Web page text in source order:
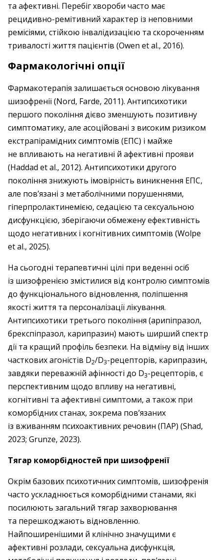
та афективні. Перебіг хвороби часто має
рецидивно-ремітивний характер із неповними
ремісіями, стійкою інвалідизацією та скороченням
тривалості життя пацієнтів (Owen et al., 2016).
Фармакологічні опції
Фармакотерапія залишається основою лікування
шизофренії (Nord, Farde, 2011). Антипсихотики
першого покоління дієво зменшують позитивну
симптоматику, але асоційовані з високим ризиком
екстрапірамідних симптомів (ЕПС) і майже
не впливають на негативні й афективні прояви
(Haddad et al., 2012). Антипсихотики другого
покоління знижують імовірність виникнення ЕПС,
але пов’язані з метаболічними порушеннями,
гіперпролактинемією, седацією та сексуальною
дисфункцією, зберігаючи обмежену ефективність
щодо негативних і когнітивних симптомів (Wolpe
et al., 2025).
На сьогодні терапевтичні цілі при веденні осіб
із шизофренією змістилися від контролю симптомів
до функціонального відновлення, поліпшення
якості життя та персоналізації лікування.
Антипсихотики третього покоління (арипіпразол,
брекспіпразол, карипразин) мають ширший спектр
дії та кращий профіль безпеки. На відміну від інших
часткових агоністів D2/D3-рецепторів, карипразин,
завдяки переважній афінності до D3-рецепторів, є
перспективним щодо впливу на негативні,
когнітивні та афективні симптоми, а також при
коморбідних станах, зокрема пов’язаних
із вживанням психоактивних речовин (ПАР) (Shad,
2023; Grunze, 2023).
Тягар коморбідностей при шизофренії
Окрім базових психотичних симптомів, шизофренія
часто ускладнюється коморбідними станами, які
посилюють загальний тягар захворювання
та перешко­джають відновленню.
Найпоширенішими й клінічно значущими є
афективні розлади, сексуальна дисфункція,